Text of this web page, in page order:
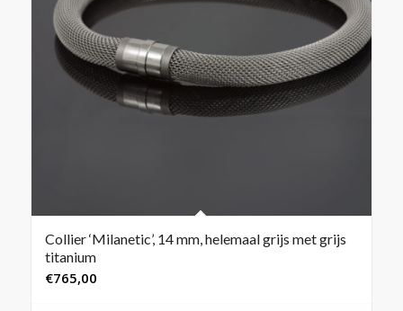
Collier ‘Milanetic’, 14 mm, helemaal grijs met grijs
titanium
€765,00